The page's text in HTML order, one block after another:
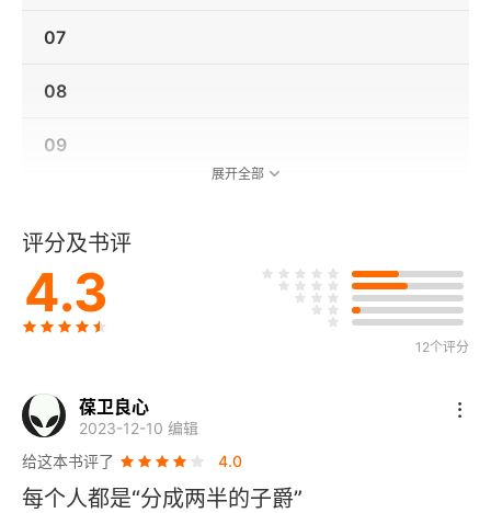
07
08
09
后记（1960）
展开全部
评分及书评
4.3
12个评分
葆卫良心
2023-12-10 编辑
给这本书评了
4.0
每个人都是“分成两半的子爵”